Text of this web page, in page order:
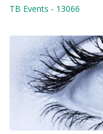
TB Events - 13066